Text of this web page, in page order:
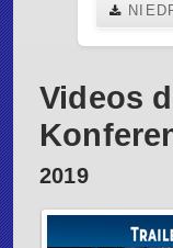
Videos
2019